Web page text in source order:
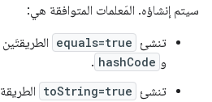
سيتم إنشاؤه. المَعلمات المتوافقة هي:
تنشئ equals=true الطريقتَين
و hashCode
.
تنشئ toString=true الطريقة